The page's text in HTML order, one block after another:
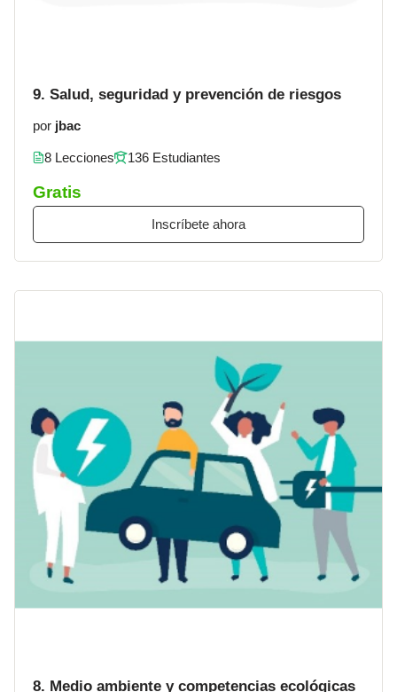
9. Salud, seguridad y prevención de riesgos
por jbac
8 Lecciones 136 Estudiantes
Gratis
Inscríbete ahora
8. Medio ambiente y competencias ecológicas